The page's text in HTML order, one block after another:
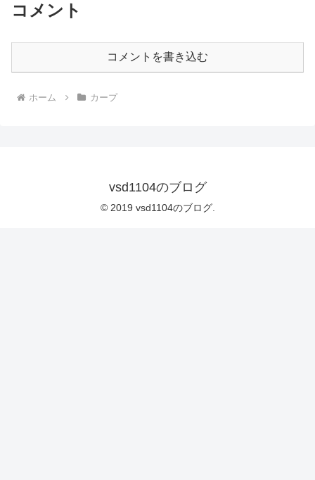
コメント
コメントを書き込む
ホーム カープ
vsd1104のブログ
© 2019 vsd1104のブログ.